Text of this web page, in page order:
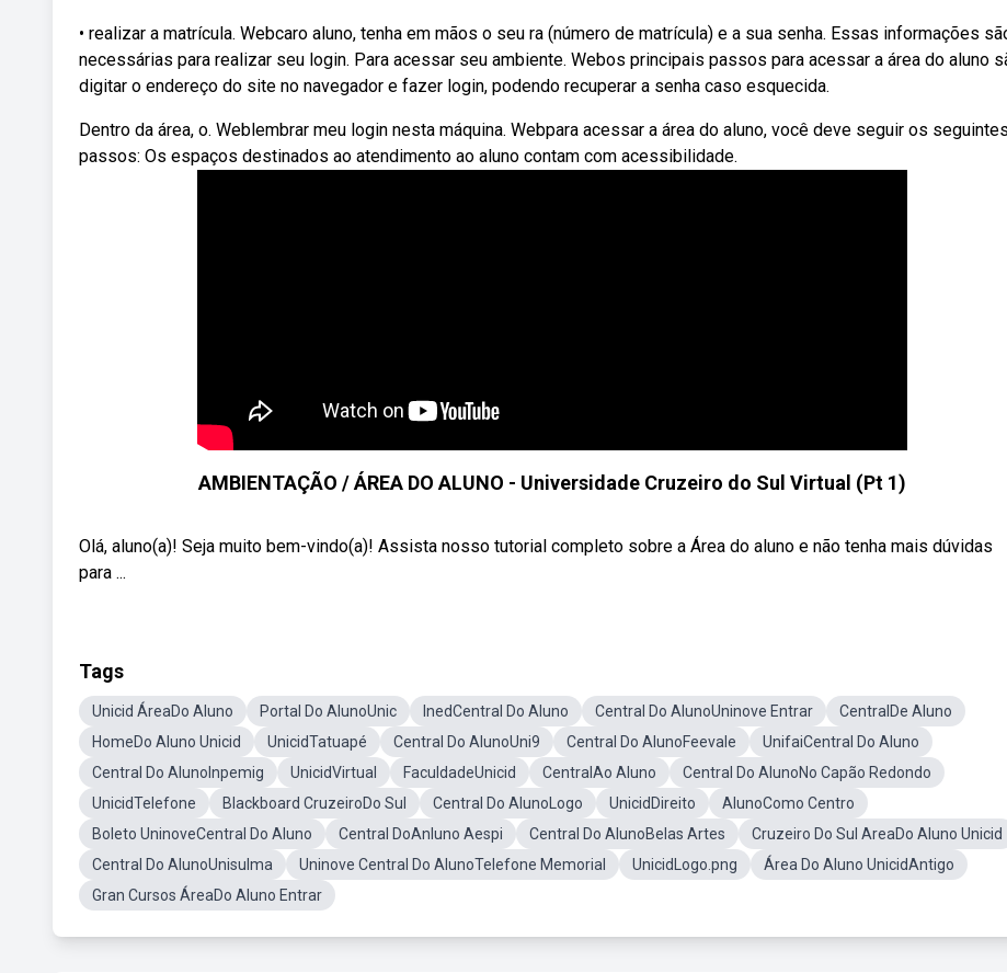
• realizar a matrícula. Webcaro aluno, tenha em mãos o seu ra (número de matrícula) e a sua senha. Essas informações
necessárias para realizar seu login. Para acessar seu ambiente. Webos principais passos para acessar a área do aluno
digitar o endereço do site no navegador e fazer login, podendo recuperar a senha caso esquecida.
Dentro da área, o. Weblembrar meu login nesta máquina. Webpara acessar a área do aluno, você deve seguir os seguintes
passos: Os espaços destinados ao atendimento ao aluno contam com acessibilidade.
AMBIENTAÇÃO / ÁREA DO ALUNO - Universidade Cruzeiro do Sul Virtual (Pt 1)
Olá, aluno(a)! Seja muito bem-vindo(a)! Assista nosso tutorial completo sobre a Área do aluno e não tenha mais dúvidas
para ...
Tags
Unicid ÁreaDo Aluno Portal Do AlunoUnic InedCentral Do Aluno Central Do AlunoUninove Entrar
CentralDe Aluno
HomeDo Aluno Unicid
UnicidTatuapé Central Do AlunoUni9 Central Do AlunoFeevale
UnifaiCentral Do Aluno
Central Do AlunoInpemig
UnicidVirtual FaculdadeUnicid CentralAo Aluno
Central Do AlunoNo Capão Redondo
UnicidTelefone
Blackboard CruzeiroDo Sul Central Do AlunoLogo UnicidDireito
AlunoComo Centro
Boleto UninoveCentral Do Aluno
Central DoAnluno Aespi Central Do AlunoBelas Artes
Cruzeiro Do Sul AreaDo Aluno Unicid
Central Do AlunoUnisulma
Uninove Central Do AlunoTelefone Memorial UnicidLogo.png
Área Do Aluno UnicidAntigo
Gran Cursos ÁreaDo Aluno Entrar